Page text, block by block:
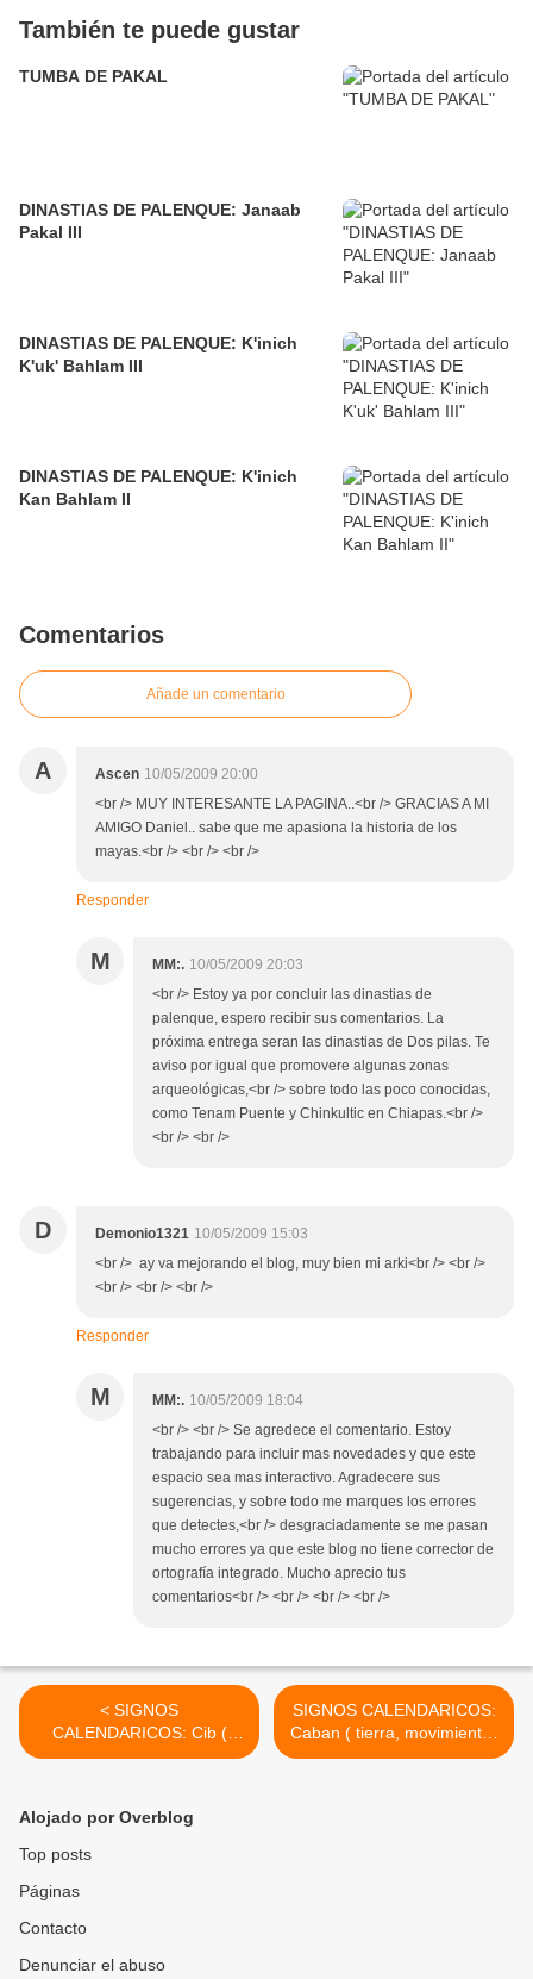
También te puede gustar
TUMBA DE PAKAL
DINASTIAS DE PALENQUE: Janaab
Pakal III
DINASTIAS DE PALENQUE: K'inich
K'uk' Bahlam III
DINASTIAS DE PALENQUE: K'inich
Kan Bahlam II
Comentarios
Añade un comentario
A Ascen 10/05/2009 20:00
<br /> MUY INTERESANTE LA PAGINA..<br /> GRACIAS A MI
AMIGO Daniel.. sabe que me apasiona la historia de los
mayas.<br /> <br /> <br />
Responder
M MM:. 10/05/2009 20:03
<br /> Estoy ya por concluir las dinastias de
palenque, espero recibir sus comentarios. La
próxima entrega seran las dinastias de Dos pilas. Te
aviso por igual que promovere algunas zonas
arqueológicas,<br /> sobre todo las poco conocidas,
como Tenam Puente y Chinkultic en Chiapas.<br />
<br /> <br />
D Demonio1321 10/05/2009 15:03
<br /> ay va mejorando el blog, muy bien mi arki<br /> <br />
<br /> <br /> <br />
Responder
M MM:. 10/05/2009 18:04
<br /> <br /> Se agredece el comentario. Estoy
trabajando para incluir mas novedades y que este
espacio sea mas interactivo. Agradecere sus
sugerencias, y sobre todo me marques los errores
que detectes,<br /> desgraciadamente se me pasan
mucho errores ya que este blog no tiene corrector de
ortografía integrado. Mucho aprecio tus
comentarios<br /> <br /> <br /> <br />
< SIGNOS
CALENDARICOS: Cib (
zopilote, antorcha)
SIGNOS CALENDARICOS:
Caban ( tierra, movimiento)
>
Alojado por Overblog
Top posts
Páginas
Contacto
Denunciar el abuso